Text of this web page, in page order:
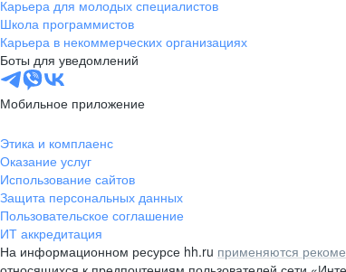
Карьера для молодых специалистов
Школа программистов
Карьера в некоммерческих организациях
Боты для уведомлений
Мобильное приложение
Этика и комплаенс
Оказание услуг
Использование сайтов
Защита персональных данных
Пользовательское соглашение
ИТ аккредитация
На информационном ресурсе hh.ru применяются